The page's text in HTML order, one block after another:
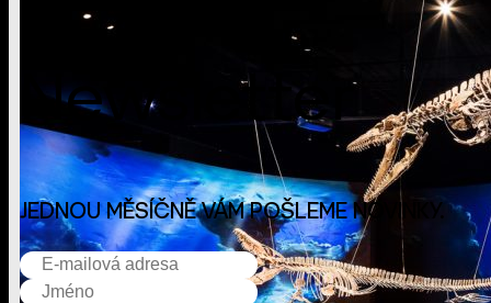
Newsletter
JEDNOU MĚSÍČNĚ VÁM POŠLEME NOVINKY.